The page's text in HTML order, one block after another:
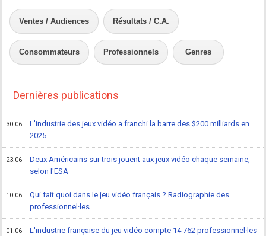
Ventes / Audiences Résultats / C.A.
Consommateurs Professionnels Genres
Dernières publications
30.06
L'industrie des jeux vidéo a franchi la barre des $200 milliards en
2025
23.06
Deux Américains sur trois jouent aux jeux vidéo chaque semaine,
selon l'ESA
10.06
Qui fait quoi dans le jeu vidéo français ? Radiographie des
professionnel·les
01.06 L'industrie française du jeu vidéo compte 14 762 professionnel·les